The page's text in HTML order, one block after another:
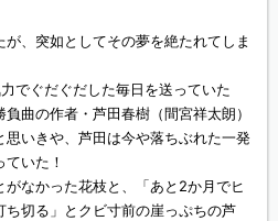
、突如としてその夢を絶たれてしま
でぐだぐだした毎日を送っていた
曲の作者・芦田春樹（間宮祥太朗）
思いきや、芦田は今や落ちぶれた一発
いた！
なかった花枝と、「あと2か月でヒ
ち切る」とクビ寸前の崖っぷちの芦